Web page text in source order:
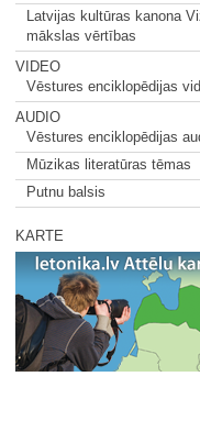
Latvijas kultūras kanona
mākslas vērtības
VIDEO
Vēstures enciklopēdijas
AUDIO
Vēstures enciklopēdijas
Mūzikas literatūras tēmas
Putnu balsis
KARTE